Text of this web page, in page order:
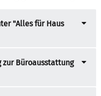
"Alles für Haus
Büroausstattung